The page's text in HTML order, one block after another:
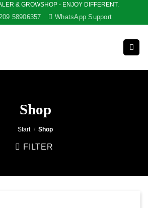
& GROWSHOP - ENJOY DIFFERENT.
58906357 WhatsApp Support
Shop
Start / Shop
FILTER